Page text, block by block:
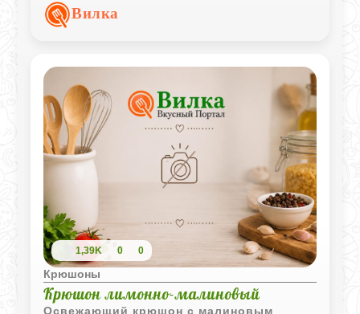
раскрывается в охлаждённом виде, когда
ягоды успевают отдать сок и
Вилка
1,39K 0 0
Крюшоны
Крюшон лимонно-малиновый
Освежающий крюшон с малиновым